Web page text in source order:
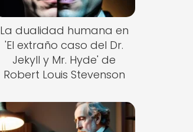
La dualidad humana en
'El extraño caso del Dr.
Jekyll y Mr. Hyde' de
Robert Louis Stevenson